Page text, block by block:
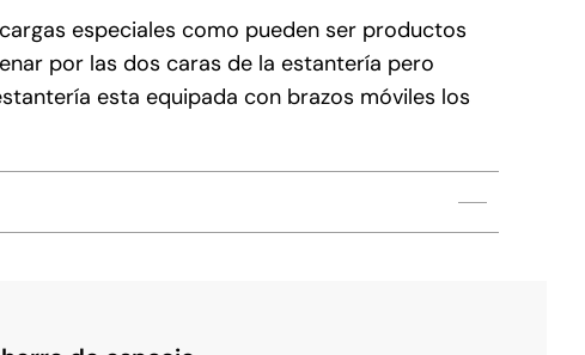
especiales como pueden ser productos
por las dos caras de la estantería pero
esta equipada con brazos móviles los